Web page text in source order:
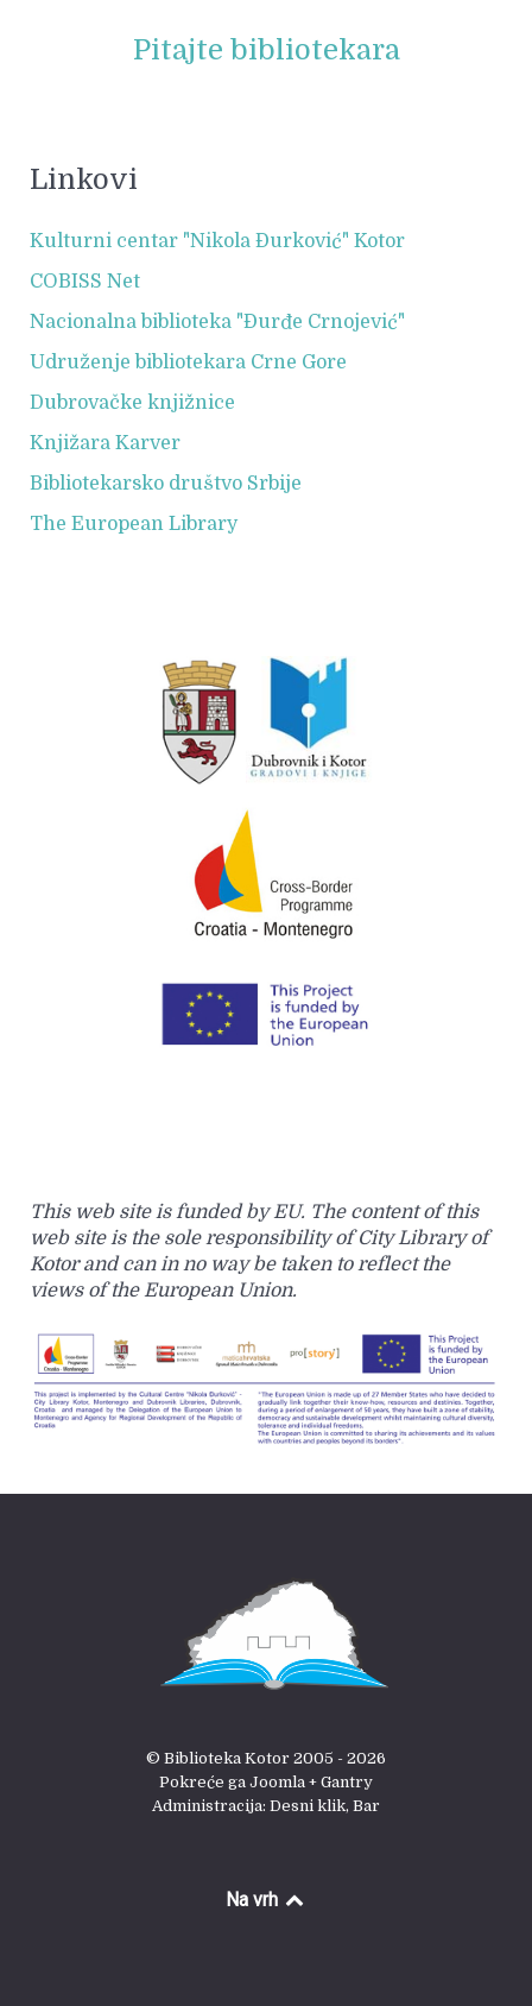
Pitajte bibliotekara
Linkovi
Kulturni centar "Nikola Đurković" Kotor
COBISS Net
Nacionalna biblioteka "Đurđe Crnojević"
Udruženje bibliotekara Crne Gore
Dubrovačke knjižnice
Knjižara Karver
Bibliotekarsko društvo Srbije
The European Library
This web site is funded by EU. The content of this
web site is the sole responsibility of City Library of
Kotor and can in no way be taken to reflect the
views of the European Union.
© Biblioteka Kotor 2005 - 2026
Pokreće ga Joomla + Gantry
Administracija: Desni klik, Bar
Na vrh